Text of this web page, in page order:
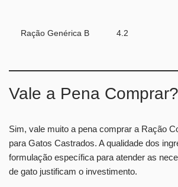
Ração Genérica B 4.2
Vale a Pena Comprar?
Sim, vale muito a pena comprar a Ração
para Gatos Castrados. A qualidade dos
formulação específica para atender as
de gato justificam o investimento.